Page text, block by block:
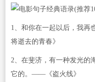
1、和你在一起以后，我
将逝去的青春》
2、在斐济，有一种发光的
它的。——《盗火线》